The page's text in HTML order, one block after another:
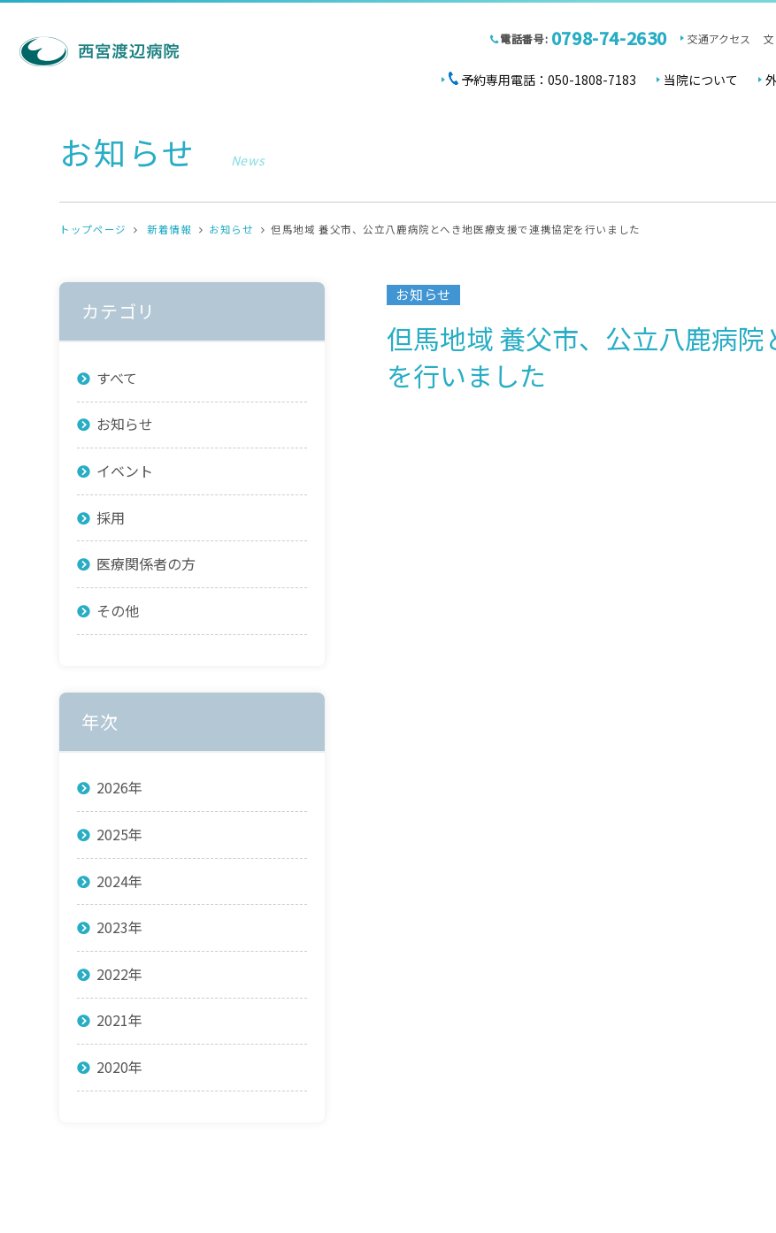
電話番号: 0798-74-2630 交通アクセス
予約専用電話：050-1808-7183 当院について
お知らせ News
トップページ 新着情報 お知らせ 但馬地域 養父市、公立八鹿病院とへき地医療支援で連携協定を行いました
お知らせ
但馬地域 養父市、公立八鹿病
を行いました
カテゴリ
すべて
お知らせ
イベント
採用
医療関係者の方
その他
年次
2026年
2025年
2024年
2023年
2022年
2021年
2020年